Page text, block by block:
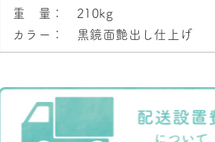
重 量： 210kg
カラー： 黒鏡面艶出し仕上げ